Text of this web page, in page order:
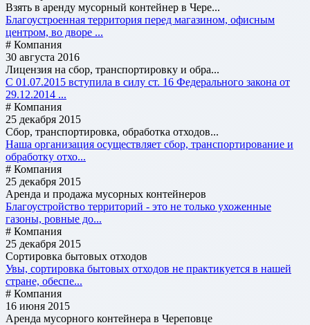
Взять в аренду мусорный контейнер в Чере...
Благоустроенная территория перед магазином, офисным
центром, во дворе ...
# Компания
30 августа 2016
Лицензия на сбор, транспортировку и обра...
С 01.07.2015 вступила в силу ст. 16 Федерального закона от
29.12.2014 ...
# Компания
25 декабря 2015
Сбор, транспортировка, обработка отходов...
Наша организация осуществляет сбор, транспортирование и
обработку отхо...
# Компания
25 декабря 2015
Аренда и продажа мусорных контейнеров
Благоустройство территорий - это не только ухоженные
газоны, ровные до...
# Компания
25 декабря 2015
Сортировка бытовых отходов
Увы, сортировка бытовых отходов не практикуется в нашей
стране, обеспе...
# Компания
16 июня 2015
Аренда мусорного контейнера в Череповце